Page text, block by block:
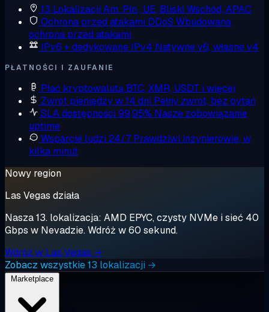
13 Lokalizacji Am. Płn., UE, Bliski Wschód, APAC
Ochrona przed atakami DDoS Wbudowana
ochrona przed atakami
IPv6 + dedykowane IPv4 Natywne v6, własne v4
PŁATNOŚCI I ZAUFANIE
Płać kryptowalutą BTC, XMR, USDT i więcej
Zwrot pieniędzy w 14 dni Pełny zwrot, bez pytań
SLA dostępności 99,95% Nasze zobowiązanie
uptime
Wsparcie ludzi 24/7 Prawdziwi inżynierowie, w
kilka minut
Nowy region
Las Vegas działa
Nasza 13. lokalizacja: AMD EPYC, czysty NVMe i sieć 40
Gbps w Nevadzie. Wdróż w 60 sekund.
Wdróż w Las Vegas →
Zobacz wszystkie 13 lokalizacji →